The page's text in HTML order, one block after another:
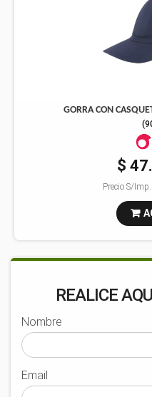
GORRA CON
(
$
Precio S/
REALICE
Nombre
Email